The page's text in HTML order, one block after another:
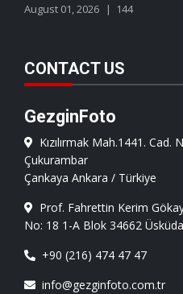
August 01, 2026 144
CONTACT US
GezginFoto
Kızılırmak Mah.1441.
Çukurambar
Çankaya Ankara / Türkiye
Prof. Fahrettin Kerim
No: 18 1-A Blok 34662
+90 (216) 474 47 47
info@gezginfoto.com.tr